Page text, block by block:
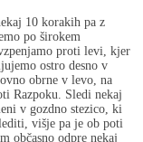
10 korakih pa z
po širokem
proti levi, kjer
ostro desno v
obrne v levo, na
Razpoku. Sledi nekaj
v gozdno stezico, ki
višje pa je ob poti
občasno odpre nekaj